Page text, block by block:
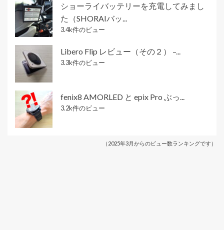
ショーライバッテリーを充電してみまし
た（SHORAIバッ...
3.4k件のビュー
Libero Flip レビュー（その２） –...
3.3k件のビュー
fenix8 AMORLED と epix Pro ぶっ...
3.2k件のビュー
（2025年3月からのビュー数ランキングです）